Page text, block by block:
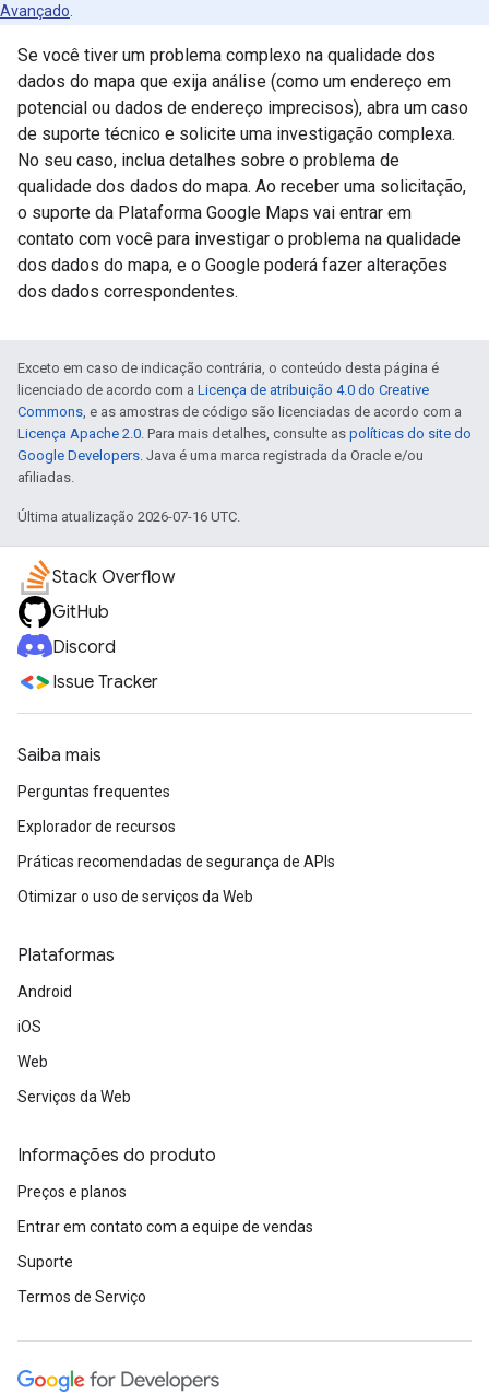
Avançado
Se você tiver um problema complexo na qualidade dos
dados do mapa que exija análise (como um endereço em
potencial ou dados de endereço imprecisos), abra um caso
de suporte técnico e solicite uma investigação complexa.
No seu caso, inclua detalhes sobre o problema de
qualidade dos dados do mapa. Ao receber uma solicitação,
o suporte da Plataforma Google Maps vai entrar em
contato com você para investigar o problema na qualidade
dos dados do mapa, e o Google poderá fazer alterações
dos dados correspondentes.
Exceto em caso de indicação contrária, o conteúdo desta página é
licenciado de acordo com a Licença de atribuição 4.0 do Creative
Commons , e as amostras de código são licenciadas de acordo com a
Licença Apache 2.0 . Para mais detalhes, consulte as políticas do site do
Google Developers . Java é uma marca registrada da Oracle e/ou
afiliadas.
Última atualização 2026-07-16 UTC.
Stack Overflow
GitHub
Discord
Issue Tracker
Saiba mais
Perguntas frequentes
Explorador de recursos
Práticas recomendadas de segurança de APIs
Otimizar o uso de serviços da Web
Plataformas
Android
iOS
Web
Serviços da Web
Informações do produto
Preços e planos
Entrar em contato com a equipe de vendas
Suporte
Termos de Serviço